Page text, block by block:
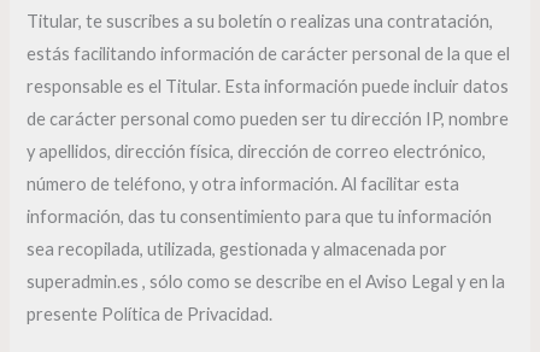
Titular, te suscribes a su boletín o realizas una contratación,
estás facilitando información de carácter personal de la que el
responsable es el Titular. Esta información puede incluir datos
de carácter personal como pueden ser tu dirección IP, nombre
y apellidos, dirección física, dirección de correo electrónico,
número de teléfono, y otra información. Al facilitar esta
información, das tu consentimiento para que tu información
sea recopilada, utilizada, gestionada y almacenada por
superadmin.es , sólo como se describe en el Aviso Legal y en la
presente Política de Privacidad.